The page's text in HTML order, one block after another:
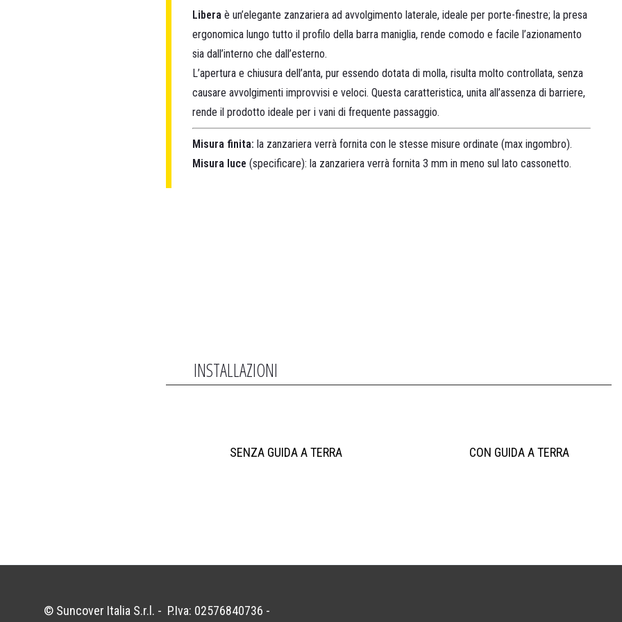
Libera è un’elegante zanzariera ad avvolgimento laterale, ideale per porte-finestre; la presa
ergonomica lungo tutto il profilo della barra maniglia, rende comodo e facile l’azionamento
sia dall’interno che dall’esterno.
L’apertura e chiusura dell’anta, pur essendo dotata di molla, risulta molto controllata, senza
causare avvolgimenti improvvisi e veloci. Questa caratteristica, unita all’assenza di barriere,
rende il prodotto ideale per i vani di frequente passaggio.
Misura finita: la zanzariera verrà fornita con le stesse misure ordinate (max ingombro).
Misura luce (specificare): la zanzariera verrà fornita 3 mm in meno sul lato cassonetto.
INSTALLAZIONI
SENZA GUIDA A TERRA CON GUIDA A TERRA
© Suncover Italia S.r.l. - P.Iva: 02576840736 -